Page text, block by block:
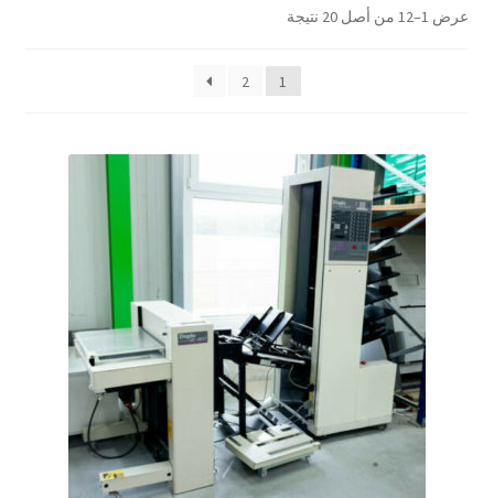
عرض 1–12 من أصل 20 نتيجة
1
2